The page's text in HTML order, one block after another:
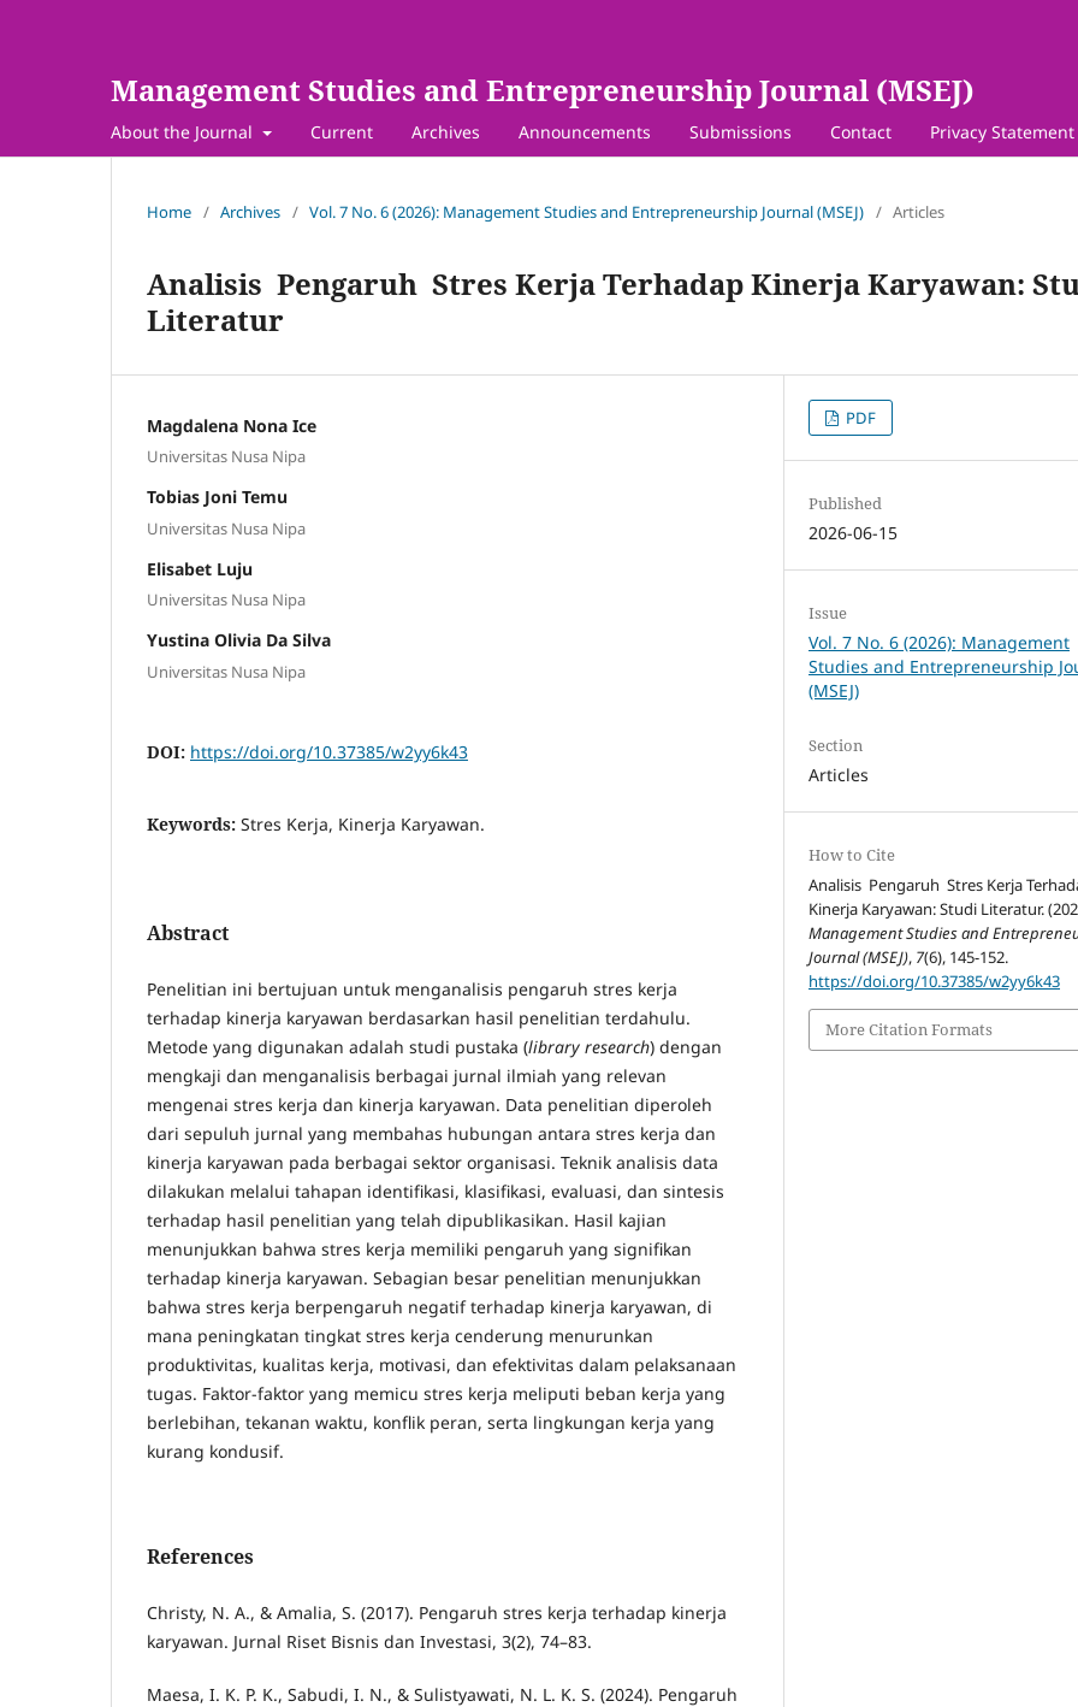
Management Studies and Entrepreneurship Journal (MSEJ)
About the Journal Current Archives Announcements Submissions Contact Privacy Statement
Home / Archives / Vol. 7 No. 6 (2026): Management Studies and Entrepreneurship Journal (MSEJ) / Articles
Analisis Pengaruh Stres Kerja Terhadap Kinerja Karyawan:
Literatur
Magdalena Nona Ice
Universitas Nusa Nipa
Tobias Joni Temu
Universitas Nusa Nipa
Elisabet Luju
Universitas Nusa Nipa
Yustina Olivia Da Silva
Universitas Nusa Nipa
DOI: https://doi.org/10.37385/w2yy6k43
Keywords: Stres Kerja, Kinerja Karyawan.
Abstract
Penelitian ini bertujuan untuk menganalisis pengaruh stres kerja
terhadap kinerja karyawan berdasarkan hasil penelitian terdahulu.
Metode yang digunakan adalah studi pustaka (library research) dengan
mengkaji dan menganalisis berbagai jurnal ilmiah yang relevan
mengenai stres kerja dan kinerja karyawan. Data penelitian diperoleh
dari sepuluh jurnal yang membahas hubungan antara stres kerja dan
kinerja karyawan pada berbagai sektor organisasi. Teknik analisis data
dilakukan melalui tahapan identifikasi, klasifikasi, evaluasi, dan sintesis
terhadap hasil penelitian yang telah dipublikasikan. Hasil kajian
menunjukkan bahwa stres kerja memiliki pengaruh yang signifikan
terhadap kinerja karyawan. Sebagian besar penelitian menunjukkan
bahwa stres kerja berpengaruh negatif terhadap kinerja karyawan, di
mana peningkatan tingkat stres kerja cenderung menurunkan
produktivitas, kualitas kerja, motivasi, dan efektivitas dalam pelaksanaan
tugas. Faktor-faktor yang memicu stres kerja meliputi beban kerja yang
berlebihan, tekanan waktu, konflik peran, serta lingkungan kerja yang
kurang kondusif.
References
Christy, N. A., & Amalia, S. (2017). Pengaruh stres kerja terhadap kinerja
karyawan. Jurnal Riset Bisnis dan Investasi, 3(2), 74–83.
Maesa, I. K. P. K., Sabudi, I. N., & Sulistyawati, N. L. K. S. (2024). Pengaruh
PDF
Published
2026-06-15
Issue
Vol. 7 No. 6 (2026): Management
Studies and Entrepreneurship
(MSEJ)
Section
Articles
How to Cite
Analisis Pengaruh Stres Kerja
Kinerja Karyawan: Studi Literatur.
Management Studies and
Journal (MSEJ), 7(6), 145-152.
https://doi.org/10.37385/w2yy6k43
More Citation Formats